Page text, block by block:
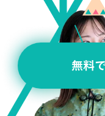
無料